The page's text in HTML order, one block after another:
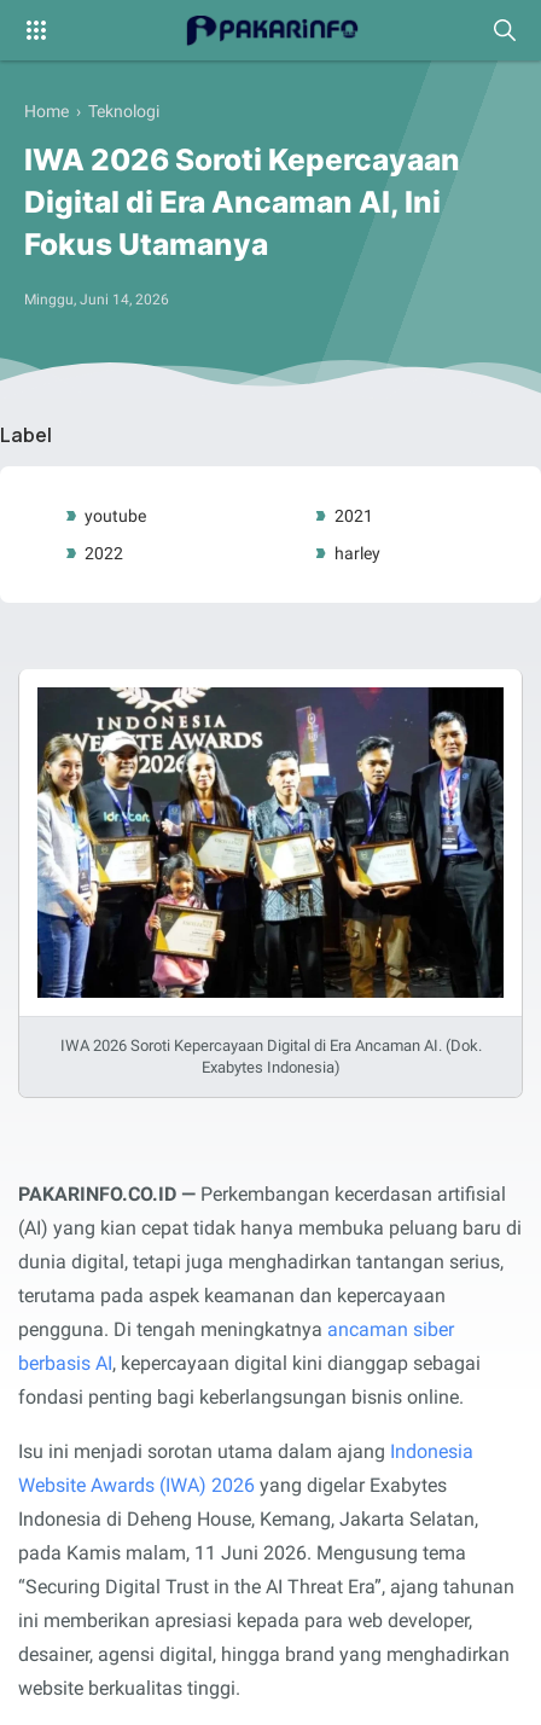
Label
youtube
2021
2022
harley
Home › Teknologi
IWA 2026 Soroti Kepercayaan
Digital di Era Ancaman AI, Ini
Fokus Utamanya
Minggu, Juni 14, 2026
IWA 2026 Soroti Kepercayaan Digital di Era Ancaman AI. (Dok.
Exabytes Indonesia)
PAKARINFO.CO.ID — Perkembangan kecerdasan artifisial
(AI) yang kian cepat tidak hanya membuka peluang baru di
dunia digital, tetapi juga menghadirkan tantangan serius,
terutama pada aspek keamanan dan kepercayaan
pengguna. Di tengah meningkatnya ancaman siber
berbasis AI, kepercayaan digital kini dianggap sebagai
fondasi penting bagi keberlangsungan bisnis online.
Isu ini menjadi sorotan utama dalam ajang Indonesia
Website Awards (IWA) 2026 yang digelar Exabytes
Indonesia di Deheng House, Kemang, Jakarta Selatan,
pada Kamis malam, 11 Juni 2026. Mengusung tema
“Securing Digital Trust in the AI Threat Era”, ajang tahunan
ini memberikan apresiasi kepada para web developer,
desainer, agensi digital, hingga brand yang menghadirkan
website berkualitas tinggi.